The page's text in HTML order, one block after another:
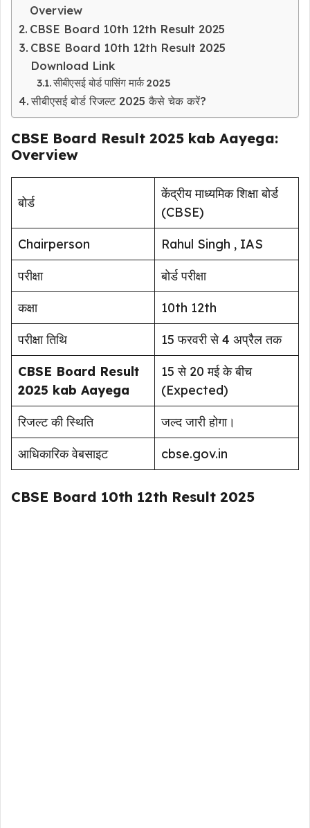
Overview
CBSE Board 10th 12th Result 2025
CBSE Board 10th 12th Result 2025
Download Link
सीबीएसई बोर्ड पासिंग मार्क 2025
सीबीएसई बोर्ड रिजल्ट 2025 कैसे चेक करें?
CBSE Board Result 2025 kab Aayega:
Overview
बोर्ड
केंद्रीय माध्यमिक शिक्षा बोर्ड
(CBSE)
Chairperson
Rahul Singh , IAS
परीक्षा
बोर्ड परीक्षा
कक्षा
10th 12th
परीक्षा तिथि
15 फरवरी से 4 अप्रैल तक
CBSE Board Result
2025 kab Aayega
15 से 20 मई के बीच
(Expected)
रिजल्ट की स्थिति
जल्द जारी होगा।
आधिकारिक वेबसाइट
cbse.gov.in
CBSE Board 10th 12th Result 2025